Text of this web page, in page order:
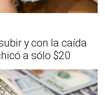
y con la caída
a sólo $20